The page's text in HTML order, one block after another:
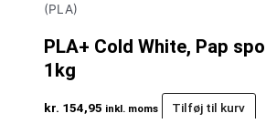
(PLA)
PLA+ Cold White, Pap
1kg
kr. 154,95 inkl. moms Tilføj til kurv